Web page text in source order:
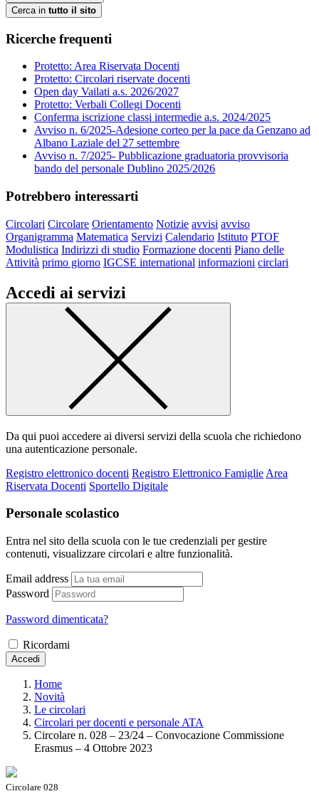
Cerca in tutto il sito
Ricerche frequenti
Protetto: Area Riservata Docenti
Protetto: Circolari riservate docenti
Open day Vailati a.s. 2026/2027
Protetto: Verbali Collegi Docenti
Conferma iscrizione classi intermedie a.s. 2024/2025
Avviso n. 6/2025-Adesione corteo per la pace da Genzano ad
Albano Laziale del 27 settembre
Avviso n. 7/2025- Pubblicazione graduatoria provvisoria
bando del personale Dublino 2025/2026
Potrebbero interessarti
Circolari Circolare Orientamento Notizie avvisi avviso
Organigramma Matematica Servizi Calendario Istituto PTOF
Modulistica Indirizzi di studio Formazione docenti Piano delle
Attività primo giorno IGCSE international informazioni circlari
Accedi ai servizi
Da qui puoi accedere ai diversi servizi della scuola che richiedono
una autenticazione personale.
Registro elettronico docenti Registro Elettronico Famiglie Area
Riservata Docenti Sportello Digitale
Personale scolastico
Entra nel sito della scuola con le tue credenziali per gestire
contenuti, visualizzare circolari e altre funzionalità.
Email address
Password
Password dimenticata?
Ricordami
Accedi
Home
Novità
Le circolari
Circolari per docenti e personale ATA
Circolare n. 028 – 23/24 – Convocazione Commissione
Erasmus – 4 Ottobre 2023
Circolare 028